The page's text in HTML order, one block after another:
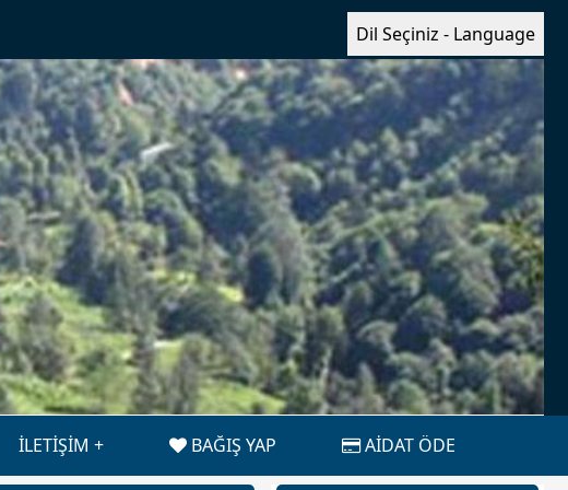
Dil Seçiniz - Language
İLETİŞİM BAĞIŞ YAP AİDAT ÖDE